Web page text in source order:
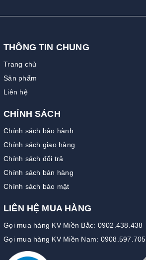
THÔNG TIN CHUNG
Trang chủ
Sản phẩm
Liên hệ
CHÍNH SÁCH
Chính sách bảo hành
Chính sách giao hàng
Chính sách đổi trả
Chính sách bán hàng
Chính sách bảo mật
LIÊN HỆ MUA HÀNG
Gọi mua hàng KV Miền Bắc: 0902.438.438
Gọi mua hàng KV Miền Nam: 0908.597.705